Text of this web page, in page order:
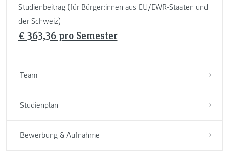
Studienbeitrag (für Bürger:innen aus EU/EWR-Staaten und
der Schweiz)
€ 363,36 pro Semester
Team
Studienplan
Bewerbung & Aufnahme